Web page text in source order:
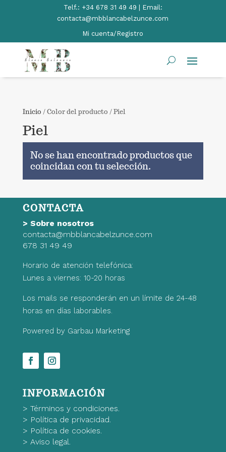
Telf.: +34 678 31 49 49 | Email:
contacta@mbblancabelzunce.com
Mi cuenta/Registro
Inicio / Color del producto / Piel
Piel
No se han encontrado productos que
coincidan con tu selección.
CONTACTA
> Sobre nosotros
contacta@mbblancabelzunce.com
678 31 49 49
Horario de atención telefónica:
Lunes a viernes: 10-20 horas
Los mails se responderán en un límite de 24-48
horas en días laborables.
Powered by Garbau Marketing
INFORMACIÓN
> Términos y condiciones.
> Política de privacidad.
> Política de cookies.
> Aviso legal.